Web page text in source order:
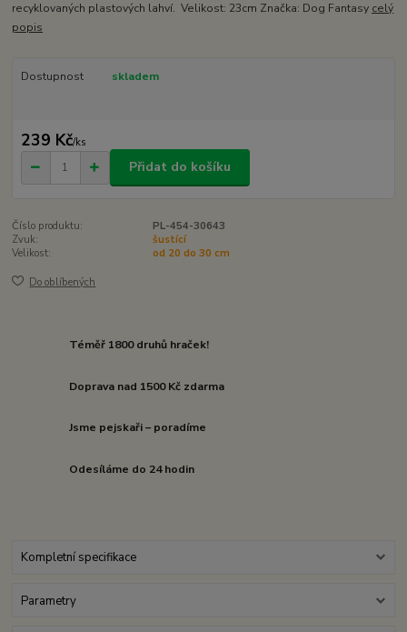
recyklovaných plastových lahví. Velikost: 23cm Značka: Dog Fantasy celý
popis
Dostupnost skladem
239 Kč/ks
Přidat do košíku
Číslo produktu:
PL-454-30643
Zvuk:
šustící
Velikost:
od 20 do 30 cm
Do oblíbených
Téměř 1800 druhů hraček!
Doprava nad 1500 Kč zdarma
Jsme pejskaři – poradíme
Odesíláme do 24 hodin
Kompletní specifikace
Parametry